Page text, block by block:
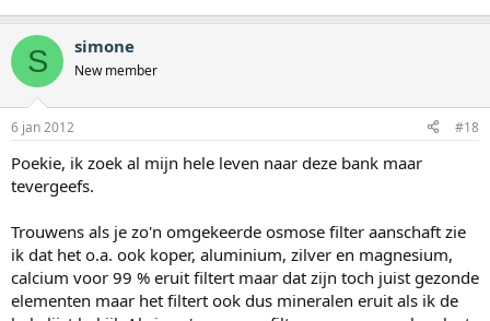
S simone
New member
6 jan 2012 #18
Poekie, ik zoek al mijn hele leven naar deze bank maar
tevergeefs.
Trouwens als je zo'n omgekeerde osmose filter aanschaft zie
ik dat het o.a. ook koper, aluminium, zilver en magnesium,
calcium voor 99 % eruit filtert maar dat zijn toch juist gezonde
elementen maar het filtert ook dus mineralen eruit als ik de